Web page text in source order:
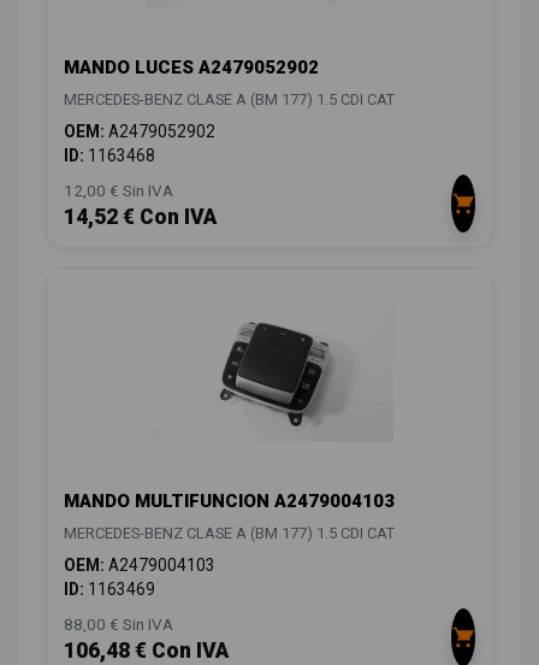
MANDO LUCES A2479052902
MERCEDES-BENZ CLASE A (BM 177) 1.5 CDI CAT
OEM: A2479052902
ID: 1163468
12,00 € Sin IVA
14,52 € Con IVA
MANDO MULTIFUNCION A2479004103
MERCEDES-BENZ CLASE A (BM 177) 1.5 CDI CAT
OEM: A2479004103
ID: 1163469
88,00 € Sin IVA
106,48 € Con IVA